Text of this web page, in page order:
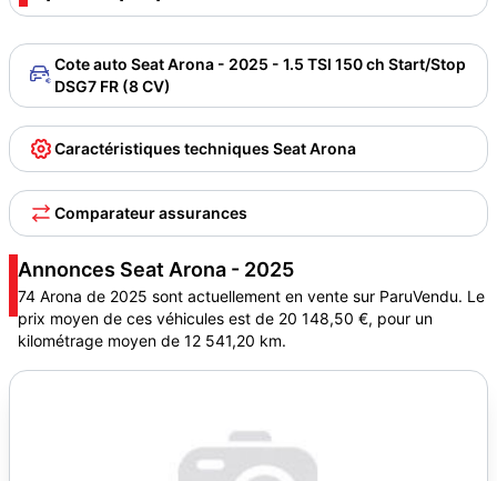
Cote auto Seat Arona - 2025 - 1.5 TSI 150 ch Start/Stop
DSG7 FR (8 CV)
Caractéristiques techniques Seat Arona
Comparateur assurances
Annonces Seat Arona - 2025
74 Arona de 2025 sont actuellement en vente sur ParuVendu. Le
prix moyen de ces véhicules est de 20 148,50 €, pour un
kilométrage moyen de 12 541,20 km.